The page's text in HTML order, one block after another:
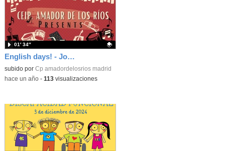
English days! - Jornadas bilingües
Contenido educativo.
subido por Cp amadordelosrios madrid
01′ 34″
-hace un año- 113visualizaciones